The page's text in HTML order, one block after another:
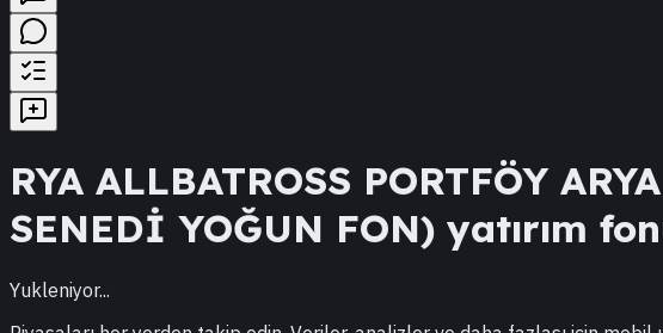
RYA ALLBATROSS PORTFÖY
SENEDİ YOĞUN FON) yatırım
Yukleniyor...